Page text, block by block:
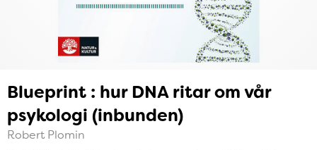
Blueprint : hur DNA ritar om vår
psykologi (inbunden)
Robert Plomin